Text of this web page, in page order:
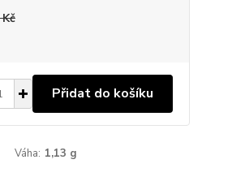
Přidat do košíku
Váha: 1,13 g